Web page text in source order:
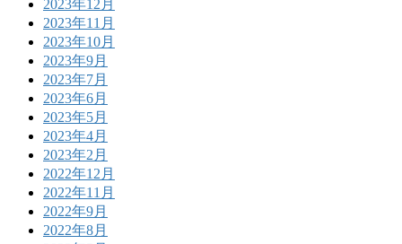
2023年12月
2023年11月
2023年10月
2023年9月
2023年7月
2023年6月
2023年5月
2023年4月
2023年2月
2022年12月
2022年11月
2022年9月
2022年8月